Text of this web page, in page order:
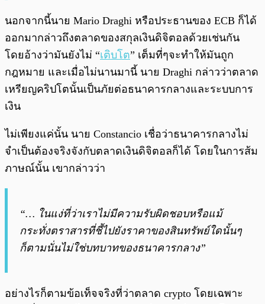
นอกจากนี้นาย Mario Draghi หรือประธานของ ECB ก็ได้
ออกมากล่าวถึงตลาดของสกุลเงินดิจิตอลด้วยเช่นกัน
โดยอ้างว่ามันยังไม่ “เติบโต” เต็มที่ๆจะทำให้มันถูก
กฎหมาย และเมื่อไม่นานมานี้ นาย Draghi กล่าวว่าตลาด
เหรียญคริปโตนั้นเป็นภัยต่อธนาคารกลางและระบบการ
เงิน
ไม่เพียงแค่นั้น นาย Constancio เชื่อว่าธนาคารกลางไม่
จำเป็นต้องจริงจังกับตลาดเงินดิจิตอลก็ได้ โดยในการส้ม
ภาษณ์นั้น เขากล่าวว่า
“… ในแง่ที่ว่าเราไม่มีความรับผิดชอบหรือแม้
กระทั่งตราสารที่ชี้ไปยังราคาของสินทรัพย์ใดนั้นๆ
ก็ตามนั่นไม่ใช่บทบาทของธนาคารกลาง”
อย่างไรก็ตามข้อเท็จจริงที่ว่าตลาด crypto โดยเฉพาะ